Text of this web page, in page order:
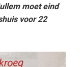
moet eind
voor 22